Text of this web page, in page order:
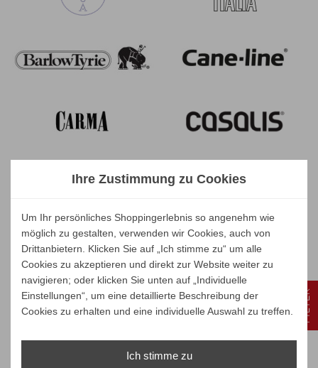
Ihre Zustimmung zu Cookies
Um Ihr persönliches Shoppingerlebnis so angenehm wie
möglich zu gestalten, verwenden wir Cookies, auch von
Drittanbietern. Klicken Sie auf „Ich stimme zu“ um alle
Cookies zu akzeptieren und direkt zur Website weiter zu
navigieren; oder klicken Sie unten auf „Individuelle
Einstellungen“, um eine detaillierte Beschreibung der
Cookies zu erhalten und eine individuelle Auswahl zu treffen.
Ich stimme zu
FILTER